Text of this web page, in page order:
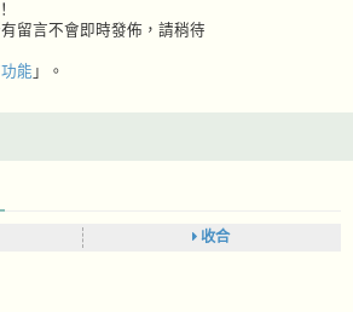
留言不會即時發佈，請稍待
能 」。
收合